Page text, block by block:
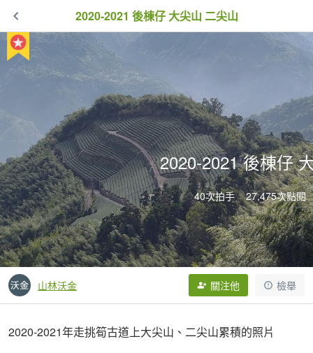
2020-2021 後棟仔 大尖山 二尖山
2020-2021 後棟仔
40次拍手 27,475次點閱
山林沃金 關注他 檢舉
2020-2021年走挑筍古道上大尖山、二尖山累積的照片